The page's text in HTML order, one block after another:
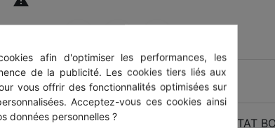
Description Détails du produit
RENAULT GRAND SCENIC 3 PHASE 1 ETAT
afin d'optimiser les performances, les
de la publicité. Les cookies tiers liés aux
vous offrir des fonctionnalités optimisées sur
Acceptez-vous ces cookies ainsi
données personnelles ?